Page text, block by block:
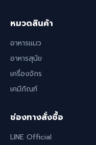
หมวดสินค้า
อาหารแมว
อาหารสุนัข
เครื่องจักร
เคมีภัณฑ์
ช่องทางสั่งซื้อ
LINE Official